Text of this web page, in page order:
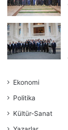
Ekonomi
Politika
Kültür-Sanat